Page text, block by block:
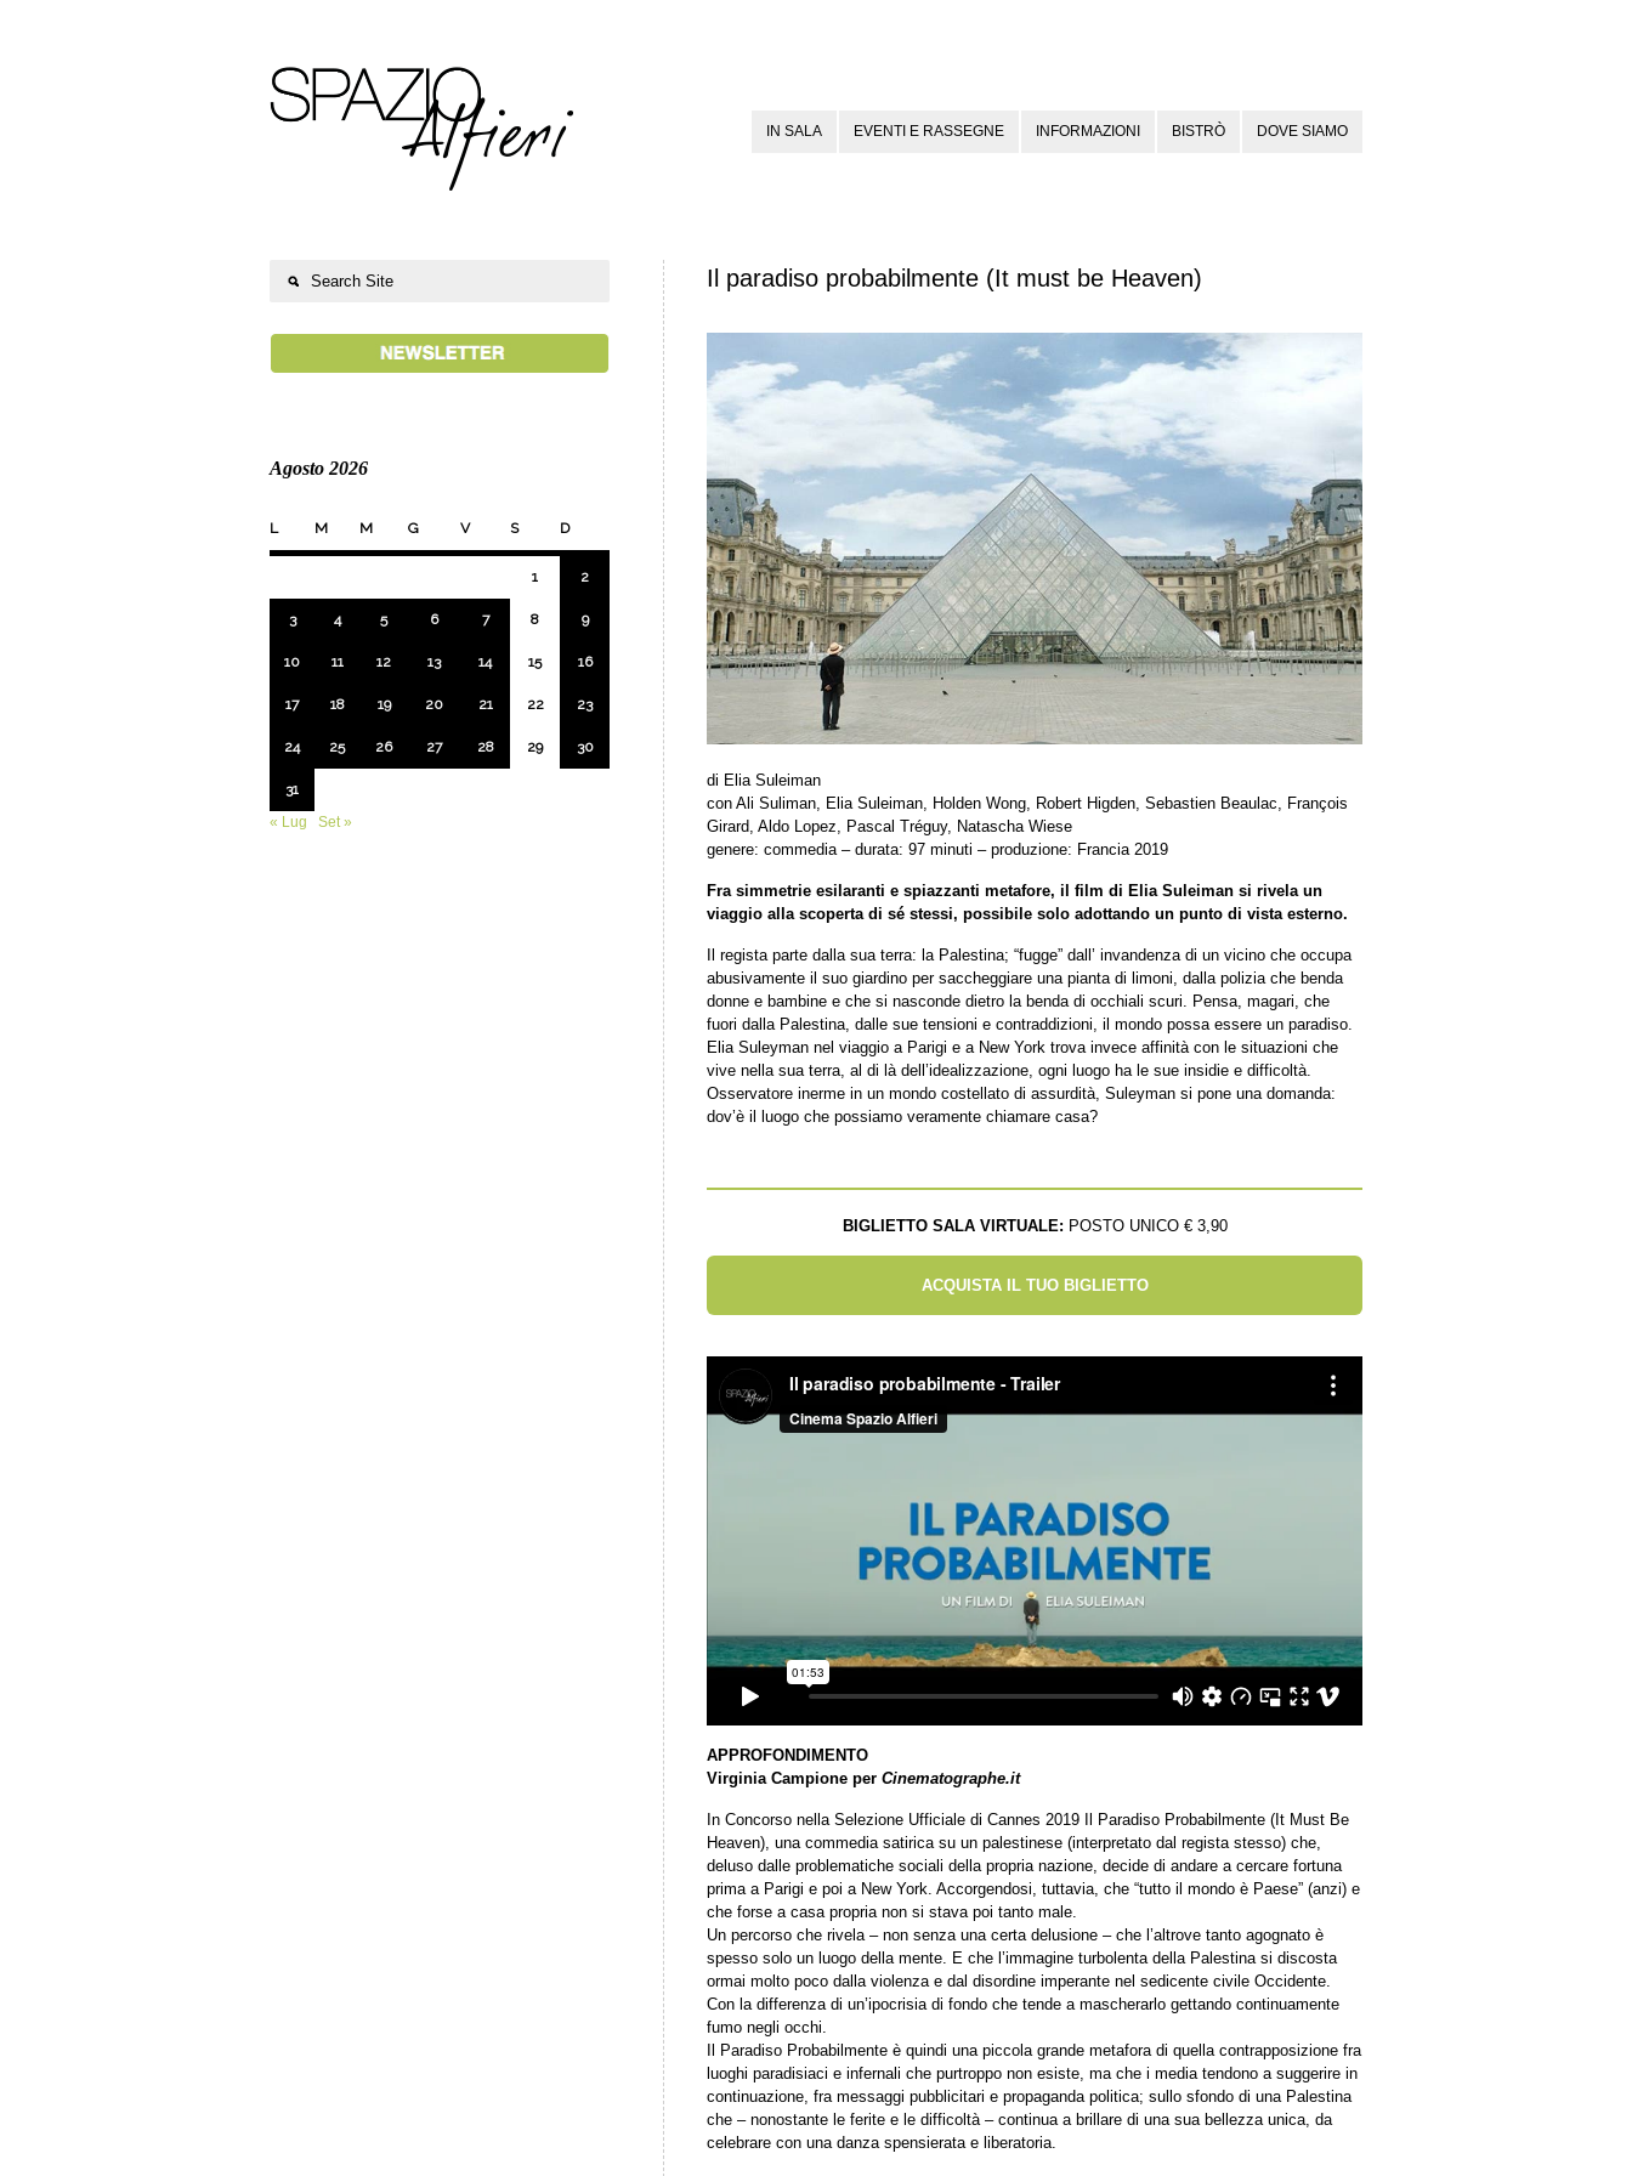
IN SALA EVENTI E RASSEGNE INFORMAZIONI BISTRÒ DOVE SIAMO
Il paradiso probabilmente (It must be Heaven)
di Elia Suleiman
con Ali Suliman, Elia Suleiman, Holden Wong, Robert Higden, Sebastien Beaulac, François
Girard, Aldo Lopez, Pascal Tréguy, Natascha Wiese
genere: commedia – durata: 97 minuti – produzione: Francia 2019
Fra simmetrie esilaranti e spiazzanti metafore, il film di Elia Suleiman si rivela un
viaggio alla scoperta di sé stessi, possibile solo adottando un punto di vista esterno.
Il regista parte dalla sua terra: la Palestina; “fugge” dall’ invandenza di un vicino che occupa
abusivamente il suo giardino per saccheggiare una pianta di limoni, dalla polizia che benda
donne e bambine e che si nasconde dietro la benda di occhiali scuri. Pensa, magari, che
fuori dalla Palestina, dalle sue tensioni e contraddizioni, il mondo possa essere un paradiso.
Elia Suleyman nel viaggio a Parigi e a New York trova invece affinità con le situazioni che
vive nella sua terra, al di là dell’idealizzazione, ogni luogo ha le sue insidie e difficoltà.
Osservatore inerme in un mondo costellato di assurdità, Suleyman si pone una domanda:
dov’è il luogo che possiamo veramente chiamare casa?
BIGLIETTO SALA VIRTUALE: POSTO UNICO € 3,90
ACQUISTA IL TUO BIGLIETTO
APPROFONDIMENTO
Virginia Campione per Cinematographe.it
In Concorso nella Selezione Ufficiale di Cannes 2019 Il Paradiso Probabilmente (It Must Be
Heaven), una commedia satirica su un palestinese (interpretato dal regista stesso) che,
deluso dalle problematiche sociali della propria nazione, decide di andare a cercare fortuna
prima a Parigi e poi a New York. Accorgendosi, tuttavia, che “tutto il mondo è Paese” (anzi) e
che forse a casa propria non si stava poi tanto male.
Un percorso che rivela – non senza una certa delusione – che l’altrove tanto agognato è
spesso solo un luogo della mente. E che l’immagine turbolenta della Palestina si discosta
ormai molto poco dalla violenza e dal disordine imperante nel sedicente civile Occidente.
Con la differenza di un’ipocrisia di fondo che tende a mascherarlo gettando continuamente
fumo negli occhi.
Il Paradiso Probabilmente è quindi una piccola grande metafora di quella contrapposizione fra
luoghi paradisiaci e infernali che purtroppo non esiste, ma che i media tendono a suggerire in
continuazione, fra messaggi pubblicitari e propaganda politica; sullo sfondo di una Palestina
che – nonostante le ferite e le difficoltà – continua a brillare di una sua bellezza unica, da
celebrare con una danza spensierata e liberatoria.
Agosto 2026
L M M G V S D
1 2
3 4 5 6 7 8 9
10 11 12 13 14 15 16
17 18 19 20 21 22 23
24 25 26 27 28 29 30
31
« Lug
Set »